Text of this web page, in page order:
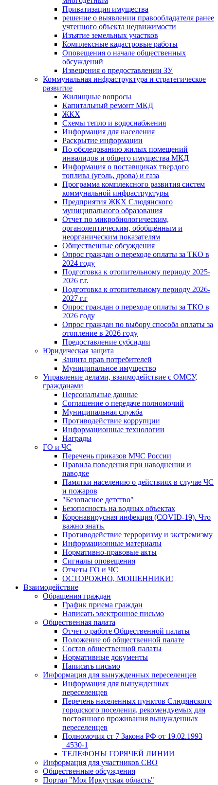
Приватизация имущества
решение о выявлении правообладателя ранее
учтенного объекта недвижимости
Изъятие земельных участков
Комплексные кадастровые работы
Оповещения о начале общественных
обсуждений
Извещения о предоставлении ЗУ
Коммунальная инфраструктура и стратегическое
развитие
Жилищные вопросы
Капитальный ремонт МКД
ЖКХ
Схемы тепло и водоснабжения
Информация для населения
Раскрытие информации
По обследованию жилых помещений
инвалидов и общего имущества МКД
Информация о поставщиках твердого
топлива (уголь, дрова) и газа
Программа комплексного развития систем
коммунальной инфраструктуры
Предприятия ЖКХ Слюдянского
муниципального образования
Отчет по микробиологическим,
органолептическим, обобщённым и
неорганическим показателям
Общественные обсуждения
Опрос граждан о переходе оплаты за ТКО в
2024 году
Подготовка к отопительному периоду 2025-
2026 г.г.
Подготовка к отопительному периоду 2026-
2027 г.г
Опрос граждан о переходе оплаты за ТКО в
2026 году
Опрос граждан по выбору способа оплаты за
отопление в 2026 году
Предоставление субсидии
Юридическая защита
Защита прав потребителей
Муниципальное имущество
Управление делами, взаимодействие с ОМСУ,
гражданами
Персональные данные
Соглашение о передаче полномочий
Муниципальная служба
Противодействие коррупции
Информационные технологии
Награды
ГО и ЧС
Перечень приказов МЧС России
Правила поведения при наводнении и
паводке
Памятки населению о действиях в случае ЧС
и пожаров
"Безопасное детство"
Безопасность на водных объектах
Коронавирусная инфекция (COVID-19). Что
важно знать.
Противодействие терроризму и экстремизму
Информационные материалы
Нормативно-правовые акты
Сигналы оповещения
Отчеты ГО и ЧС
ОСТОРОЖНО, МОШЕННИКИ!
Взаимодействие
Обращения граждан
График приема граждан
Написать электронное письмо
Общественная палата
Отчет о работе Общественной палаты
Положение об общественной палате
Состав общественной палаты
Нормативные документы
Написать письмо
Информация для вынужденных переселенцев
Информация для вынужденных
переселенцев
Перечень населенных пунктов Слюдянского
городского поселения, рекомендуемых для
постоянного проживания вынужденных
переселенцев
Полномочия ст 7 Закона РФ от 19.02.1993
_4530-1
ТЕЛЕФОНЫ ГОРЯЧЕЙ ЛИНИИ
Информация для участников СВО
Общественные обсуждения
Портал "Моя Иркутская область"